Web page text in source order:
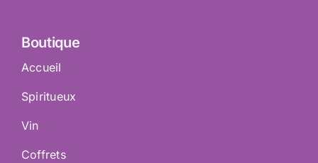
Boutique
Accueil
Spiritueux
Vin
Coffrets